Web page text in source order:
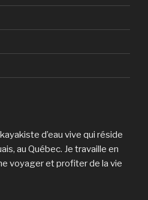
d’eau vive qui réside
au Québec. Je travaille en
voyager et profiter de la vie